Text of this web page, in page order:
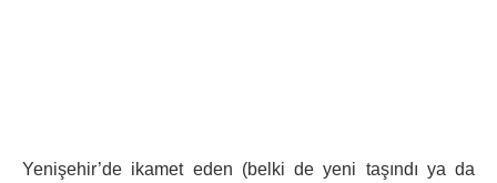
Yenişehir’de ikamet eden (belki de yeni taşındı ya da